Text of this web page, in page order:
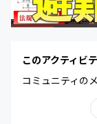
このアクティビ
コミュニティの